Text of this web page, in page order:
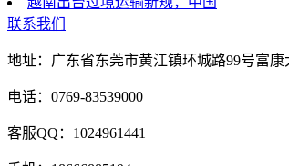
联系我们
地址：广东省东莞市黄江镇环城路99号富康
电话：0769-83539000
客服QQ：1024961441